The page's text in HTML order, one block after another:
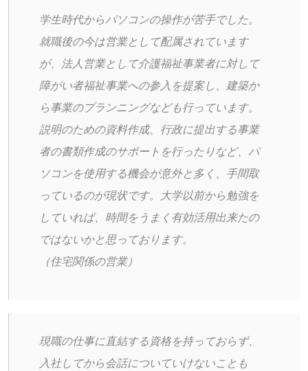
学生時代からパソコンの操作が苦手でした。
就職後の今は営業として配属されています
が、法人営業として介護福祉事業者に対して
障がい者福祉事業への参入を提案し、建築か
ら事業のプランニングなども行っています。
説明のための資料作成、行政に提出する事業
者の書類作成のサポートを行ったりなど、パ
ソコンを使用する機会が意外と多く、手間取
っているのが現状です。大学以前から勉強を
していれば、時間をうまく有効活用出来たの
ではないかと思っております。
（住宅関係の営業）
現職の仕事に直結する資格を持っておらず、
入社してから会話についていけないことも